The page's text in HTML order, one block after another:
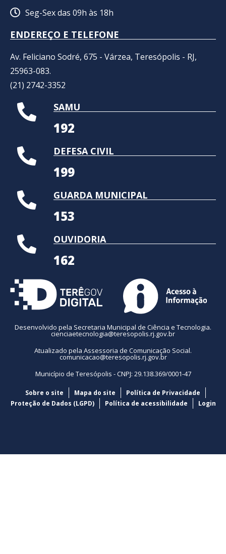
Seg-Sex das 09h às 18h
ENDEREÇO E TELEFONE
Av. Feliciano Sodré, 675 - Várzea, Teresópolis - RJ,
25963-083.
(21) 2742-3352​
SAMU
192
DEFESA CIVIL
199
GUARDA MUNICIPAL
153
OUVIDORIA
162
Desenvolvido pela Secretaria Municipal de Ciência e Tecnologia.
cienciaetecnologia@teresopolis.rj.gov.br
Atualizado pela Assessoria de Comunicação Social.
comunicacao@teresopolis.rj.gov.br
Município de Teresópolis - CNPJ: 29.138.369/0001-47
Sobre o site Mapa do site
Política de Privacidade
Proteção de Dados (LGPD)
Política de acessibilidade Login